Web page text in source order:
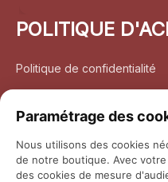
POLITIQUE
Politique de confidentialité
Politique de retour et
Paramétrage des
Nous utilisons des cookies
de notre boutique. Avec
des cookies de mesure